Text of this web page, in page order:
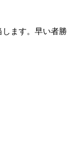
ます。早い者勝